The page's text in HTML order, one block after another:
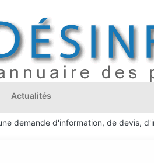
Actualités
demande d'information, de devis,